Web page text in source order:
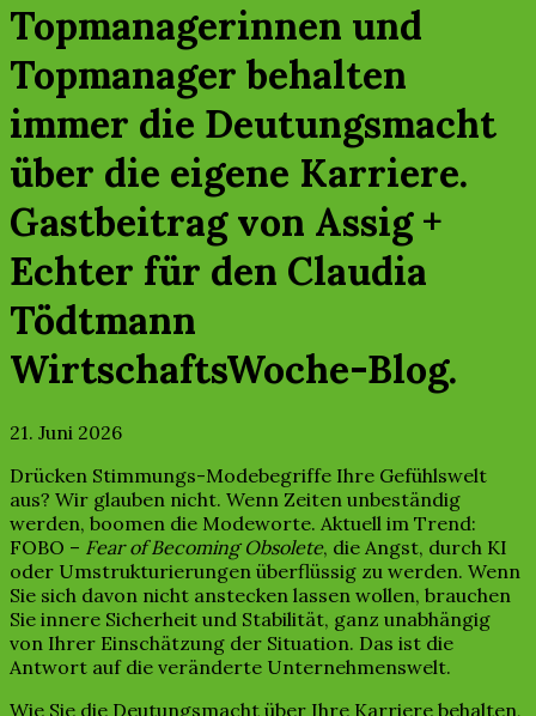
Topmanagerinnen und
Topmanager behalten
immer die Deutungsmacht
über die eigene Karriere.
Gastbeitrag von Assig +
Echter für den Claudia
Tödtmann
WirtschaftsWoche-Blog.
21. Juni 2026
Drücken Stimmungs-Modebegriffe Ihre Gefühlswelt
aus? Wir glauben nicht. Wenn Zeiten unbeständig
werden, boomen die Modeworte. Aktuell im Trend:
FOBO – Fear of Becoming Obsolete, die Angst, durch KI
oder Umstrukturierungen überflüssig zu werden. Wenn
Sie sich davon nicht anstecken lassen wollen, brauchen
Sie innere Sicherheit und Stabilität, ganz unabhängig
von Ihrer Einschätzung der Situation. Das ist die
Antwort auf die veränderte Unternehmenswelt.
Wie Sie die Deutungsmacht über Ihre Karriere behalten,